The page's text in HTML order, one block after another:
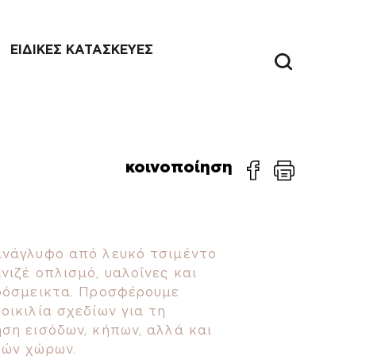
ΕΙΔΙΚΕΣ ΚΑΤΑΣΚΕΥΕΣ
κοινοποίηση
από λευκό τσιμέντο
οπλισμό, υαλοΐνες και
Προσφέρουμε
σχεδίων για τη
εισόδων, κήπων, αλλά και
χώρων.